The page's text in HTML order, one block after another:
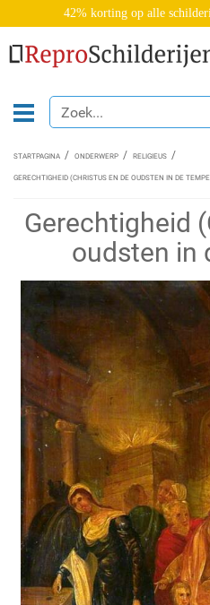
42% korting op alle
STARTPAGINA ONDERWERP RELIGIEUS
GERECHTIGHEID (CHRISTUS EN DE OUDSTEN IN DE
Gerechtigheid
oudsten in